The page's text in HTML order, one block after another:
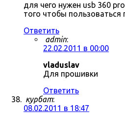
для чего нужен usb 360
того чтобы
Ответить
admin:
22.02.2011 в 00:00
vladuslav
Для прошивки
Ответить
курбат:
08.02.2011 в 18:47